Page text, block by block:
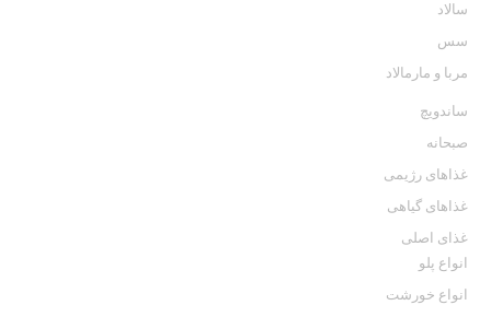
سالاد
سس
مربا و مارمالاد
ساندویچ
صبحانه
غذاهای رژیمی
غذاهای گیاهی
غذای اصلی
انواع پلو
انواع خورشت